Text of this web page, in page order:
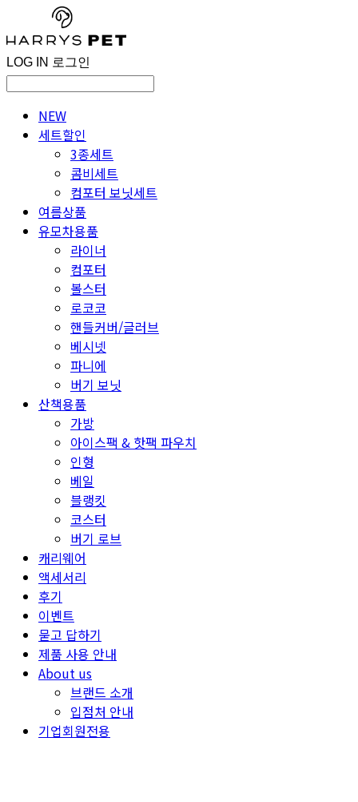
LOG IN 로그인
NEW
세트할인
3종세트
콤비세트
컴포터 보닛세트
여름상품
유모차용품
라이너
컴포터
볼스터
로코코
핸들커버/글러브
베시넷
파니에
버기 보닛
산책용품
가방
아이스팩 & 핫팩 파우치
인형
베일
블랭킷
코스터
버기 로브
캐리웨어
액세서리
후기
이벤트
묻고 답하기
제품 사용 안내
About us
브랜드 소개
입점처 안내
기업회원전용